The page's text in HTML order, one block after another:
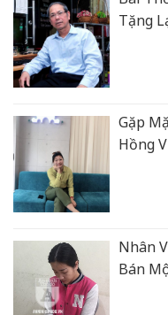
Tặng
Gặp
Hồng
Nhân
Bán